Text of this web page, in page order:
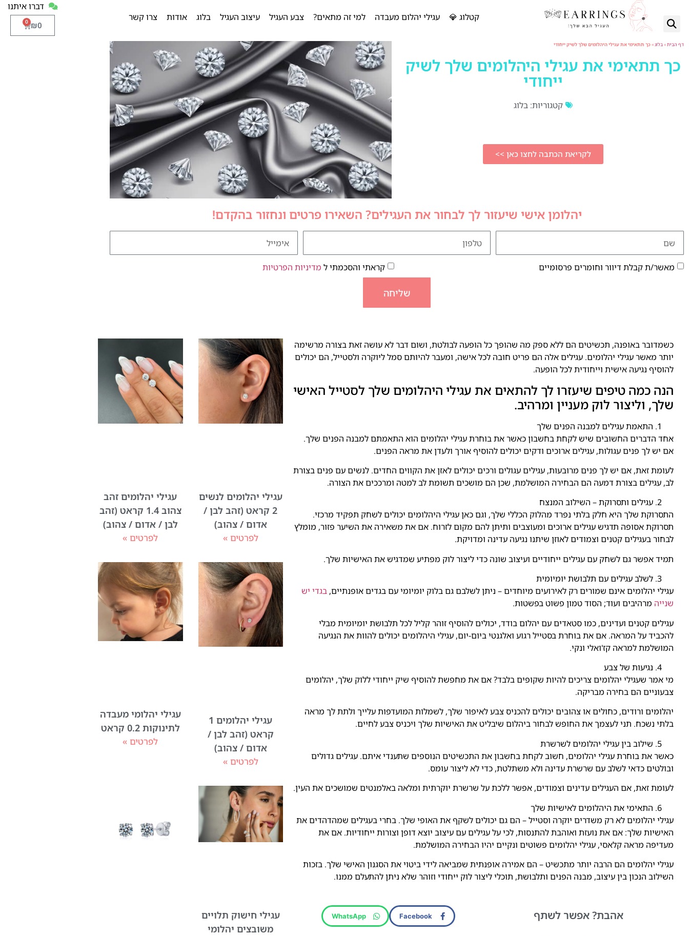
קטלוג 💎 עגילי יהלום מעבדה למי זה מתאים? צבע העגיל עיצוב העגיל בלוג אודות צרו קשר
דברו איתנו
₪0
0
דף הבית»בלוג»כך תתאימי את עגילי היהלומים שלך לשיק ייחודי
כך תתאימי את עגילי היהלומים שלך לשיק
ייחודי
קטגוריות: בלוג
לקריאת הכתבה לחצו כאן >>
יהלומן אישי שיעזור לך לבחור את העגילים? השאירו פרטים ונחזור בהקדם!
מאשר/ת קבלת דיוור וחומרים פרסומיים קראתי והסכמתי ל מדיניות הפרטיות
שליחה
כשמדובר באופנה, תכשיטים הם ללא ספק מה שהופך כל הופעה לבולטת, ושום דבר לא עושה זאת בצורה מרשימה
יותר מאשר עגילי יהלומים. עגילים אלה הם פריט חובה לכל אישה, ומעבר להיותם סמל ליוקרה ולסטייל, הם יכולים
להוסיף נגיעה אישית וייחודית לכל הופעה.
הנה כמה טיפים שיעזרו לך להתאים את עגילי היהלומים שלך לסטייל האישי
שלך, וליצור לוק מעניין ומרהיב.
התאמת עגילים למבנה הפנים שלך
אחד הדברים החשובים שיש לקחת בחשבון כאשר את בוחרת עגילי יהלומים הוא התאמתם למבנה הפנים שלך.
אם יש לך פנים עגולות, עגילים ארוכים ודקים יכולים להוסיף אורך ולעדן את מראה הפנים.
לעומת זאת, אם יש לך פנים מרובעות, עגילים עגולים ורכים יכולים לאזן את הקווים החדים. לנשים עם פנים בצורת
לב, עגילים בצורת דמעה הם הבחירה המושלמת, שכן הם מושכים תשומת לב למטה ומרככים את הצורה.
עגילים ותסרוקת – השילוב המנצח
התסרוקת שלך היא חלק בלתי נפרד מהלוק הכללי שלך, וגם כאן עגילי היהלומים יכולים לשחק תפקיד מרכזי.
תסרוקת אסופה תדגיש עגילים ארוכים ומעוצבים ותיתן להם מקום לזרוח. אם את משאירה את השיער פזור, מומלץ
לבחור בעגילים קטנים וצמודים לאוזן שיתנו נגיעה עדינה ומדויקת.
תמיד אפשר גם לשחק עם עגילים ייחודיים ועיצוב שונה כדי ליצור לוק מפתיע שמדגיש את האישיות שלך.
לשלב עגילים עם תלבושת יומיומית
עגילי יהלומים אינם שמורים רק לאירועים מיוחדים – ניתן לשלבם גם בלוק יומיומי עם בגדים אופנתיים, בגדי יש
שנייה מרהיבים ועוד; הסוד טמון פשוט בפשטות.
עגילים קטנים ועדינים, כמו סטאדים עם יהלום בודד, יכולים להוסיף זוהר קליל לכל תלבושת יומיומית מבלי
להכביד על המראה. אם את בוחרת בסטייל רגוע ואלגנטי ביום-יום, עגילי היהלומים יכולים להוות את הנגיעה
המושלמת למראה קז'ואלי ונקי.
נגיעות של צבע
מי אמר שעגילי יהלומים צריכים להיות שקופים בלבד? אם את מחפשת להוסיף שיק ייחודי ללוק שלך, יהלומים
צבעוניים הם בחירה מבריקה.
יהלומים ורודים, כחולים או צהובים יכולים להכניס צבע לאיפור שלך, לשמלות המועדפות עלייך ולתת לך מראה
בלתי נשכח. תני לעצמך את החופש לבחור ביהלום שיבליט את האישיות שלך ויכניס צבע לחיים.
שילוב בין עגילי יהלומים לשרשרת
כאשר את בוחרת עגילי יהלומים, חשוב לקחת בחשבון את התכשיטים הנוספים שתענדי איתם. עגילים גדולים
ובולטים כדאי לשלב עם שרשרת עדינה ולא משתלטת, כדי לא ליצור עומס.
לעומת זאת, אם העגילים עדינים וצמודים, אפשר ללכת על שרשרת יוקרתית ומלאה באלמנטים שמושכים את העין.
התאימי את היהלומים לאישיות שלך
עגילי יהלומים לא רק משדרים יוקרה וסטייל – הם גם יכולים לשקף את האופי שלך. בחרי בעגילים שמהדהדים את
האישיות שלך: אם את נועזת ואוהבת להתנסות, לכי על עגילים עם עיצוב יוצא דופן וצורות ייחודיות. אם את
מעדיפה מראה קלאסי, עגילי יהלומים פשוטים ונקיים יהיו הבחירה המושלמת.
עגילי יהלומים הם הרבה יותר מתכשיט – הם אמירה אופנתית שמביאה לידי ביטוי את הסגנון האישי שלך. בזכות
השילוב הנכון בין עיצוב, מבנה הפנים ותלבושת, תוכלי ליצור לוק ייחודי וזוהר שלא ניתן להתעלם ממנו.
אהבת?אפשר לשתף Facebook
WhatsApp
עגילי יהלומים לנשים
2 קראט (זהב לבן /
אדום / צהוב)
לפרטים »
עגילי יהלומים זהב
צהוב 1.4 קראט (זהב
לבן / אדום / צהוב)
לפרטים »
עגילי יהלומים 1
קראט (זהב לבן /
אדום / צהוב)
לפרטים »
עגילי יהלומי מעבדה
לתינוקות 0.2 קראט
לפרטים »
עגילי חישוק תלויים
משובצים יהלומי